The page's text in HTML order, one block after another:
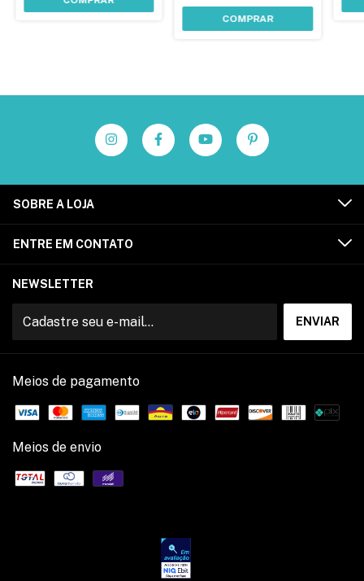
COMPRAR
SOBRE A LOJA
ENTRE EM CONTATO
NEWSLETTER
Meios de pagamento
Meios de envio